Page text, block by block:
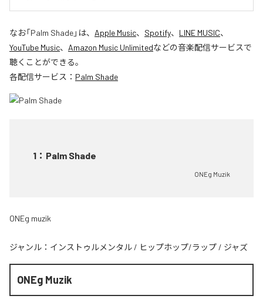
なお「Palm Shade」は、 Apple Music、 Spotify、 LINE MUSIC、
YouTube Music、 Amazon Music Unlimitedなどの音楽配信サービスで
聴くことができる。
各配信サービス： Palm Shade
1 ： Palm Shade
ONEg Muzik
ONEg muzik
ジャンル： インストゥルメンタル / ヒップホップ/ラップ / ジャズ
ONEg Muzik